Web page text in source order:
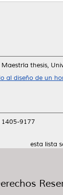
Maestría thesis,
al diseño de un
1405-9177
esta lista